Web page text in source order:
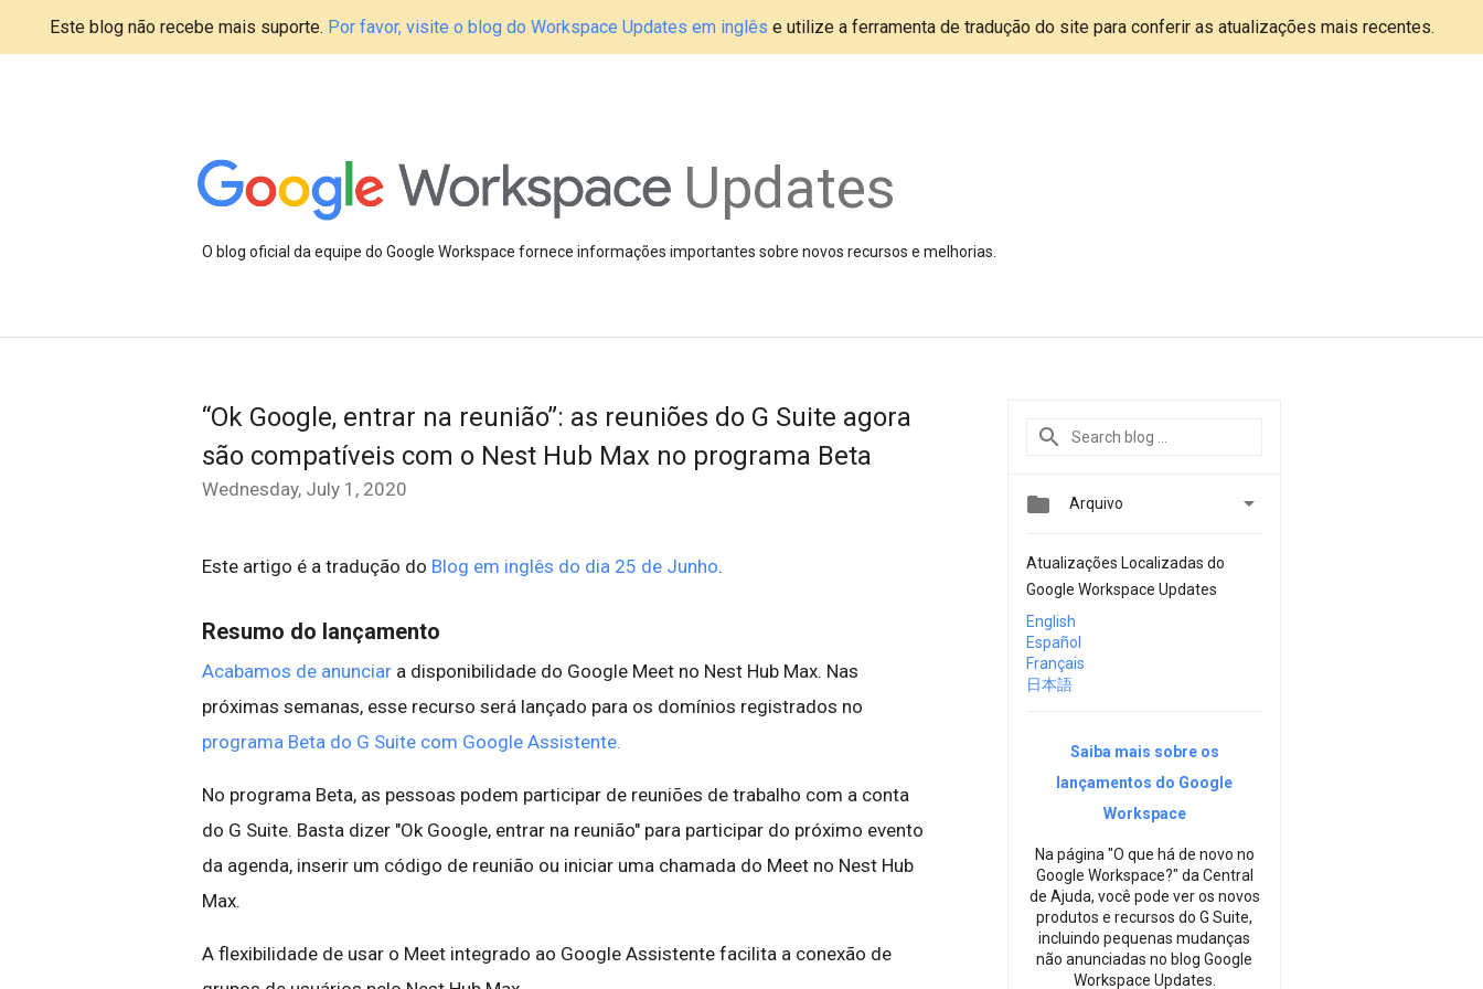
Este blog não recebe mais suporte. Por favor, visite o blog do Workspace Updates em inglês e utilize a ferramenta de tradução do site para conferir as atualizações mais recentes.
Updates
O blog oficial da equipe do Google Workspace fornece informações importantes sobre novos recursos e melhorias.
“Ok Google, entrar na reunião”: as reuniões do G Suite agora
são compatíveis com o Nest Hub Max no programa Beta
Wednesday, July 1, 2020
Este artigo é a tradução do Blog em inglês do dia 25 de Junho.
Resumo do lançamento
Acabamos de anunciar a disponibilidade do Google Meet no Nest Hub Max. Nas
próximas semanas, esse recurso será lançado para os domínios registrados no
programa Beta do G Suite com Google Assistente.
No programa Beta, as pessoas podem participar de reuniões de trabalho com a conta
do G Suite. Basta dizer "Ok Google, entrar na reunião" para participar do próximo evento
da agenda, inserir um código de reunião ou iniciar uma chamada do Meet no Nest Hub
Max.
A flexibilidade de usar o Meet integrado ao Google Assistente facilita a conexão de
 Arquivo 
Atualizações Localizadas do
Google Workspace Updates
English
Español
Français
日本語
Saiba mais sobre os
lançamentos do Google
Workspace
Na página "O que há de novo no
Google Workspace?" da Central
de Ajuda, você pode ver os novos
produtos e recursos do G Suite,
incluindo pequenas mudanças
não anunciadas no blog Google
Workspace Updates.